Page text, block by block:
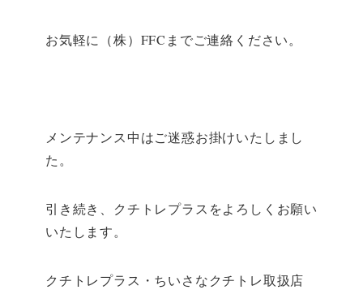
お気軽に（株）FFCまでご連絡ください。
メンテナンス中はご迷惑お掛けいたしまし
た。
引き続き、クチトレプラスをよろしくお願い
いたします。
クチトレプラス・ちいさなクチトレ取扱店